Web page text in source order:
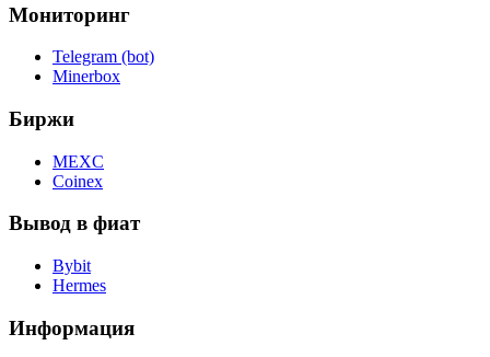
Мониторинг
Telegram (bot)
Minerbox
Биржи
MEXC
Coinex
Вывод в фиат
Bybit
Hermes
Информация